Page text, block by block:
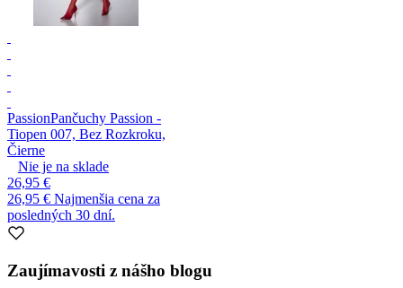
PassionPančuchy Passion -
Tiopen 007, Bez Rozkroku,
Čierne
Nie je na sklade
26,95 €
26,95 € Najmenšia cena za
posledných 30 dní.
Zaujímavosti z nášho blogu